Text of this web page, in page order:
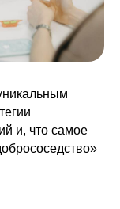
и, что самое